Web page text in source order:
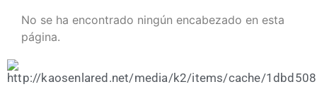
No se ha encontrado ningún encabezado en esta
página.